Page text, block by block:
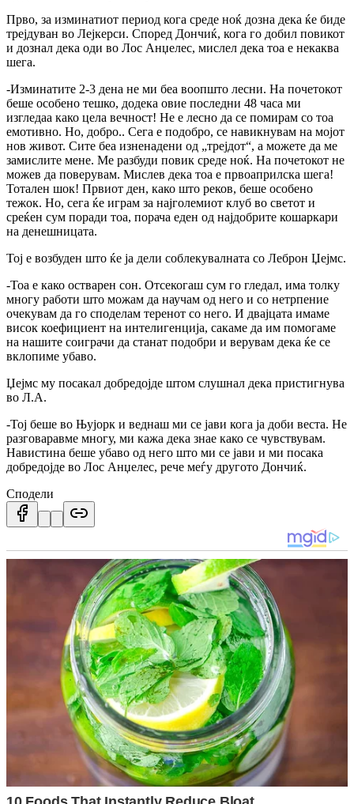
Прво, за изминатиот период кога среде ноќ дозна дека ќе биде
трејдуван во Лејкерси. Според Дончиќ, кога го добил повикот
и дознал дека оди во Лос Анџелес, мислел дека тоа е некаква
шега.
-Изминатите 2-3 дена не ми беа воопшто лесни. На почетокот
беше особено тешко, додека овие последни 48 часа ми
изгледаа како цела вечност! Не е лесно да се помирам со тоа
емотивно. Но, добро.. Сега е подобро, се навикнувам на мојот
нов живот. Сите беа изненадени од „трејдот“, а можете да ме
замислите мене. Ме разбуди повик среде ноќ. На почетокот не
можев да поверувам. Мислев дека тоа е првоаприлска шега!
Тотален шок! Првиот ден, како што реков, беше особено
тежок. Но, сега ќе играм за најголемиот клуб во светот и
среќен сум поради тоа, порача еден од најдобрите кошаркари
на денешницата.
Тој е возбуден што ќе ја дели соблекувалната со Леброн Џејмс.
-Тоа е како остварен сон. Отсекогаш сум го гледал, има толку
многу работи што можам да научам од него и со нетрпение
очекувам да го споделам теренот со него. И двајцата имаме
висок коефициент на интелигенција, сакаме да им помогаме
на нашите соиграчи да станат подобри и верувам дека ќе се
вклопиме убаво.
Џејмс му посакал добредојде штом слушнал дека пристигнува
во Л.А.
-Тој беше во Њујорк и веднаш ми се јави кога ја доби веста. Не
разговаравме многу, ми кажа дека знае како се чувствувам.
Навистина беше убаво од него што ми се јави и ми посака
добредојде во Лос Анџелес, рече меѓу другото Дончиќ.
Сподели